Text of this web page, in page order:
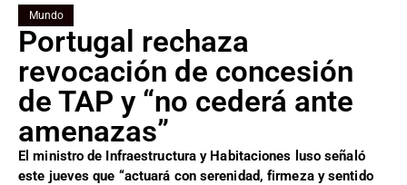
Mundo
Portugal rechaza
revocación de concesión
de TAP y “no cederá ante
amenazas”
El ministro de Infraestructura y Habitaciones luso señaló
este jueves que “actuará con serenidad, firmeza y sentido